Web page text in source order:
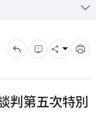
回上一頁錯誤回報
分享 列
判第五次特別